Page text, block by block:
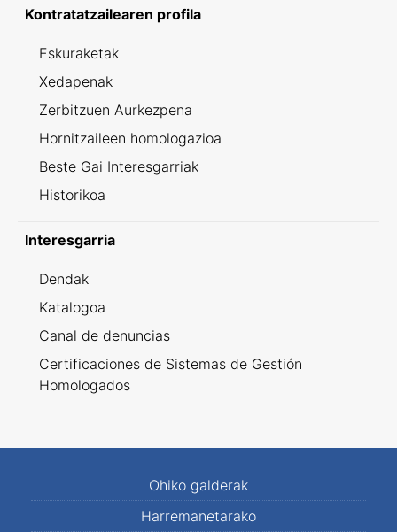
Kontratatzailearen profila
Eskuraketak
Xedapenak
Zerbitzuen Aurkezpena
Hornitzaileen homologazioa
Beste Gai Interesgarriak
Historikoa
Interesgarria
Dendak
Katalogoa
Canal de denuncias
Certificaciones de Sistemas de Gestión
Homologados
Ohiko galderak
Harremanetarako